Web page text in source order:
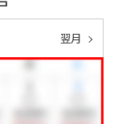
ーズンの屋外
翌月